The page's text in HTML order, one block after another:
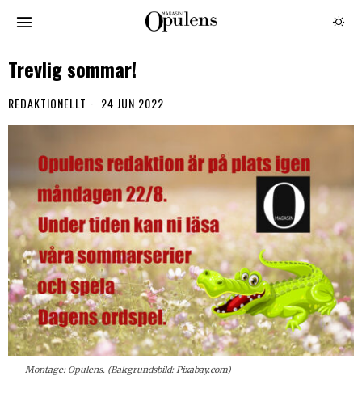
Trevlig sommar!
REDAKTIONELLT 24 JUN 2022
Montage: Opulens. (Bakgrundsbild: Pixabay.com)